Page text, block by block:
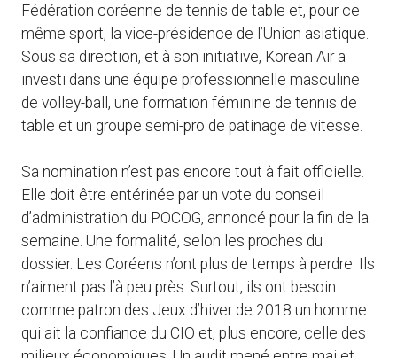
Fédération coréenne de tennis de table et, pour ce
même sport, la vice-présidence de l’Union asiatique.
Sous sa direction, et à son initiative, Korean Air a
investi dans une équipe professionnelle masculine
de volley-ball, une formation féminine de tennis de
table et un groupe semi-pro de patinage de vitesse.
Sa nomination n’est pas encore tout à fait officielle.
Elle doit être entérinée par un vote du conseil
d’administration du POCOG, annoncé pour la fin de la
semaine. Une formalité, selon les proches du
dossier. Les Coréens n’ont plus de temps à perdre. Ils
n’aiment pas l’à peu près. Surtout, ils ont besoin
comme patron des Jeux d’hiver de 2018 un homme
qui ait la confiance du CIO et, plus encore, celle des